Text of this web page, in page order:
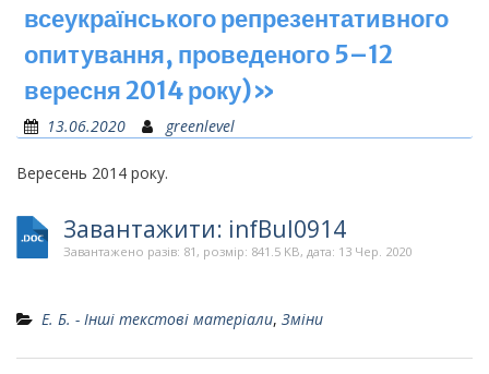
всеукраїнського репрезентативного
опитування, проведеного 5–12
вересня 2014 року)»
13.06.2020 greenlevel
Вересень 2014 року.
Завантажити: infBul0914
Завантажено разів: 81, розмір: 841.5 KB, дата: 13 Чер. 2020
Е. Б. - Інші текстові матеріали, Зміни